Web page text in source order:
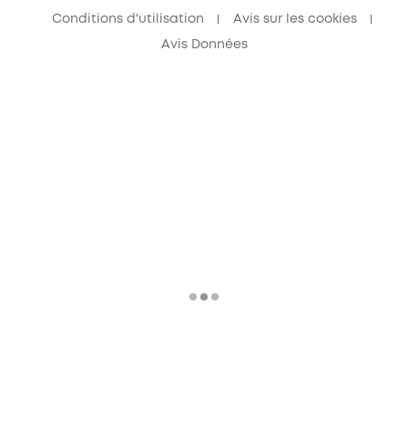
Conditions d'utilisation Avis sur les cookies
Avis Données